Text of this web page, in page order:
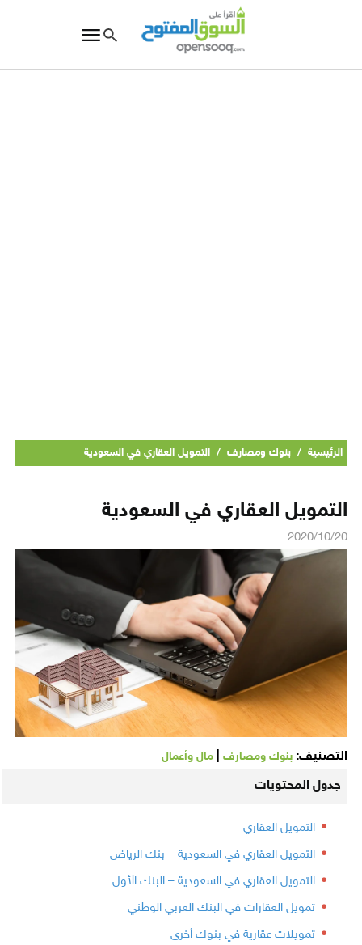
الرئيسية / بنوك ومصارف / التمويل العقاري في السعودية
التمويل العقاري في السعودية
2020/10/20
التصنيف: بنوك ومصارف| مال وأعمال
جدول المحتويات
التمويل العقاري
التمويل العقاري في السعودية – بنك الرياض
التمويل العقاري في السعودية – البنك الأول
تمويل العقارات في البنك العربي الوطني
تمويلات عقارية في بنوك أخرى